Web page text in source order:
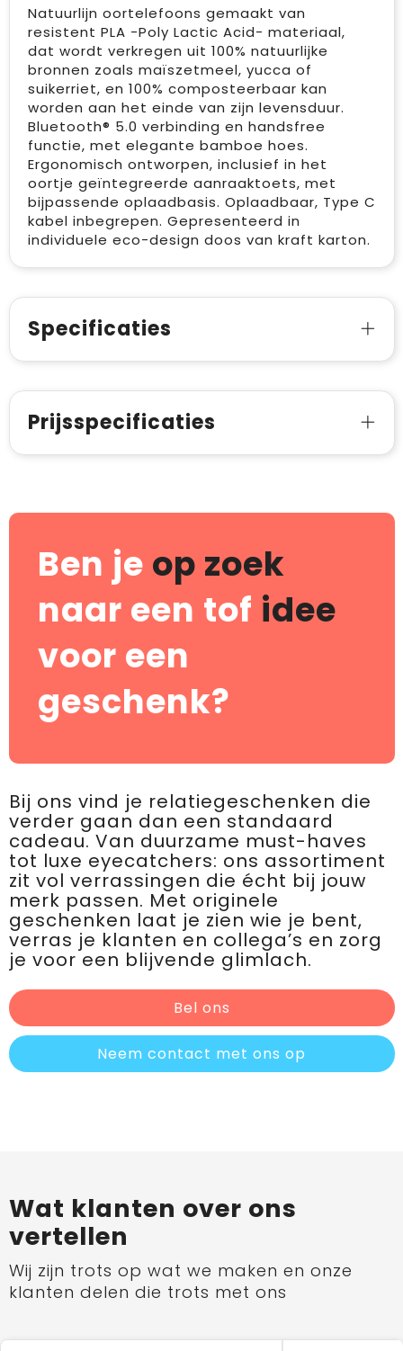
Natuurlijn oortelefoons gemaakt van
resistent PLA -Poly Lactic Acid- materiaal,
dat wordt verkregen uit 100% natuurlijke
bronnen zoals maïszetmeel, yucca of
suikerriet, en 100% composteerbaar kan
worden aan het einde van zijn levensduur.
Bluetooth® 5.0 verbinding en handsfree
functie, met elegante bamboe hoes.
Ergonomisch ontworpen, inclusief in het
oortje geïntegreerde aanraaktoets, met
bijpassende oplaadbasis. Oplaadbaar, Type C
kabel inbegrepen. Gepresenteerd in
individuele eco-design doos van kraft karton.
Specificaties
Prijsspecificaties
Ben je op zoek
naar een tof idee
voor een
geschenk?
Bij ons vind je relatiegeschenken die
verder gaan dan een standaard
cadeau. Van duurzame must-haves
tot luxe eyecatchers: ons assortiment
zit vol verrassingen die écht bij jouw
merk passen. Met originele
geschenken laat je zien wie je bent,
verras je klanten en collega’s en zorg
je voor een blijvende glimlach.
Bel ons
Neem contact met ons op
Wat klanten over ons
vertellen
Wij zijn trots op wat we maken en onze
klanten delen die trots met ons